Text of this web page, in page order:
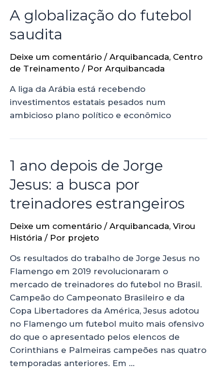
A globalização do futebol
saudita
Deixe um comentário / Arquibancada, Centro
de Treinamento / Por Arquibancada
A liga da Arábia está recebendo
investimentos estatais pesados num
ambicioso plano político e econômico
1 ano depois de Jorge
Jesus: a busca por
treinadores estrangeiros
Deixe um comentário / Arquibancada, Virou
História / Por projeto
Os resultados do trabalho de Jorge Jesus no
Flamengo em 2019 revolucionaram o
mercado de treinadores do futebol no Brasil.
Campeão do Campeonato Brasileiro e da
Copa Libertadores da América, Jesus adotou
no Flamengo um futebol muito mais ofensivo
do que o apresentado pelos elencos de
Corinthians e Palmeiras campeões nas quatro
temporadas anteriores. Em …